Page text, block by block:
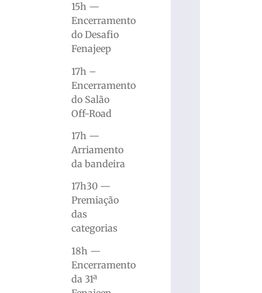
15h —
Encerramento
do Desafio
Fenajeep
17h –
Encerramento
do Salão
Off-Road
17h —
Arriamento
da bandeira
17h30 —
Premiação
das
categorias
18h —
Encerramento
da 31ª